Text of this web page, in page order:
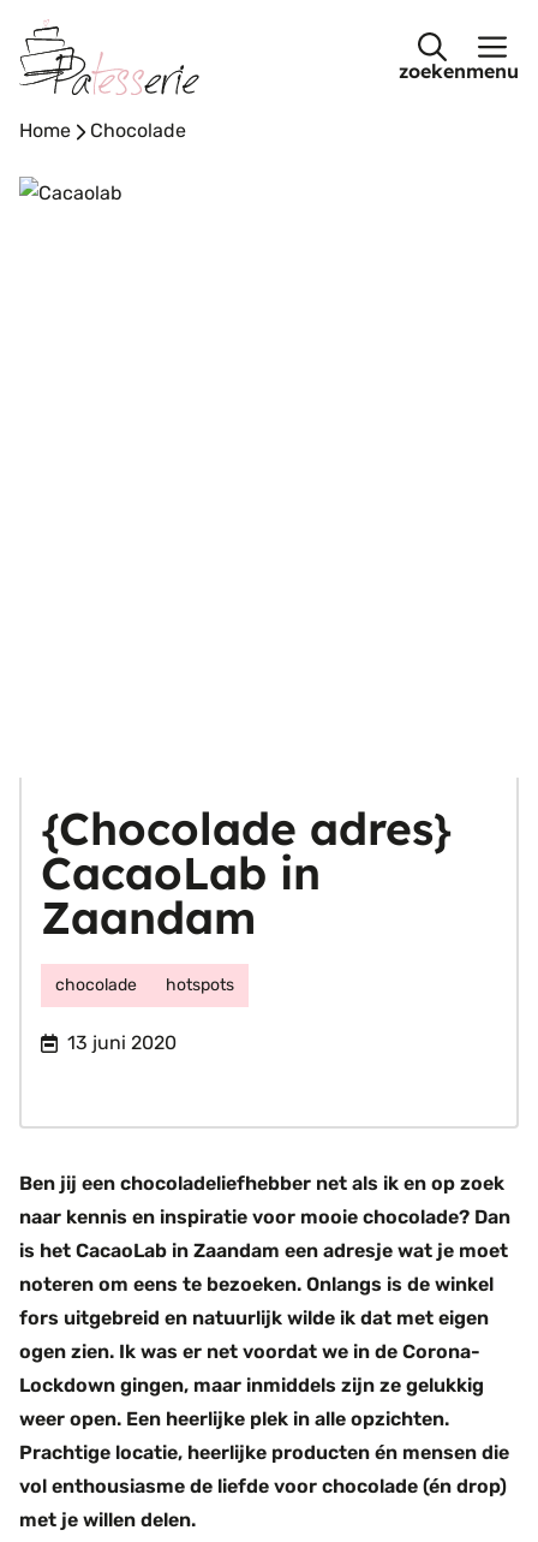
naar
de
menu
Home - Chocolade
{Chocolade adres}
CacaoLab in
Zaandam
chocolade hotspots
13 juni 2020
Ben jij een chocoladeliefhebber net als ik en op zoek
naar kennis en inspiratie voor mooie chocolade? Dan
is het CacaoLab in Zaandam een adresje wat je moet
noteren om eens te bezoeken. Onlangs is de winkel
fors uitgebreid en natuurlijk wilde ik dat met eigen
ogen zien. Ik was er net voordat we in de Corona-
Lockdown gingen, maar inmiddels zijn ze gelukkig
weer open. Een heerlijke plek in alle opzichten.
Prachtige locatie, heerlijke producten én mensen die
vol enthousiasme de liefde voor chocolade (én drop)
met je willen delen.